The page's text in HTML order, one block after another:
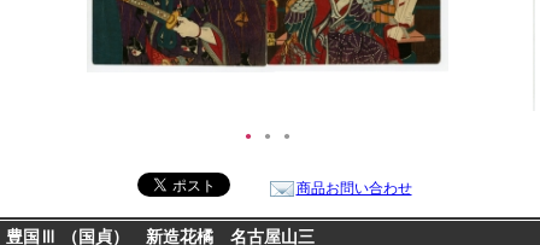
● ● ●
商品お問い合わせ
豊国Ⅲ （国貞） 新造花橘 名古屋山三